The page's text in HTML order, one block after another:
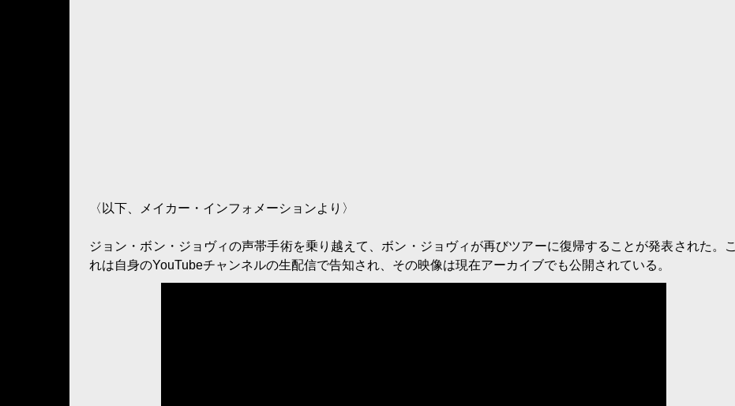
〈以下、メイカー・インフォメーションより〉
ジョン・ボン・ジョヴィの声帯手術を乗り越えて、ボン・ジョヴィが再びツアーに復帰することが発表された。こ
れは自身のYouTubeチャンネルの生配信で告知され、その映像は現在アーカイブでも公開されている。